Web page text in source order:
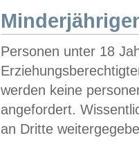
Personen unter 18
werden keine
angefordert.
an Dritte